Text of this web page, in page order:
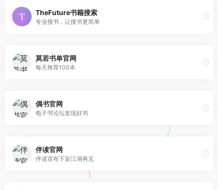
TheFuture书籍搜索
专业搜书，让搜书更简单
莫若书单官网
每天推荐100本
偶书官网
电子书论坛发现好书
伴读官网
伴读宣布下架江湖再见